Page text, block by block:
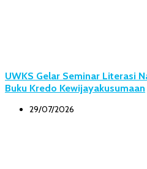
UWKS Gelar Seminar Literasi
Buku Kredo Kewijayakusumaan
29/07/2026